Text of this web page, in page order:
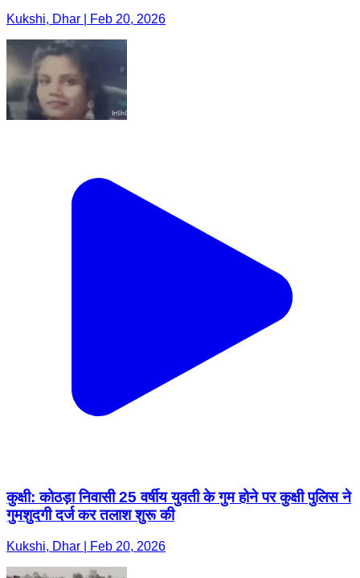
Kukshi, Dhar | Feb 20, 2026
कुक्षी: कोठड़ा निवासी 25 वर्षीय युवती के गुम होने पर कुक्षी पुलिस ने
गुमशुदगी दर्ज कर तलाश शुरू की
Kukshi, Dhar | Feb 20, 2026